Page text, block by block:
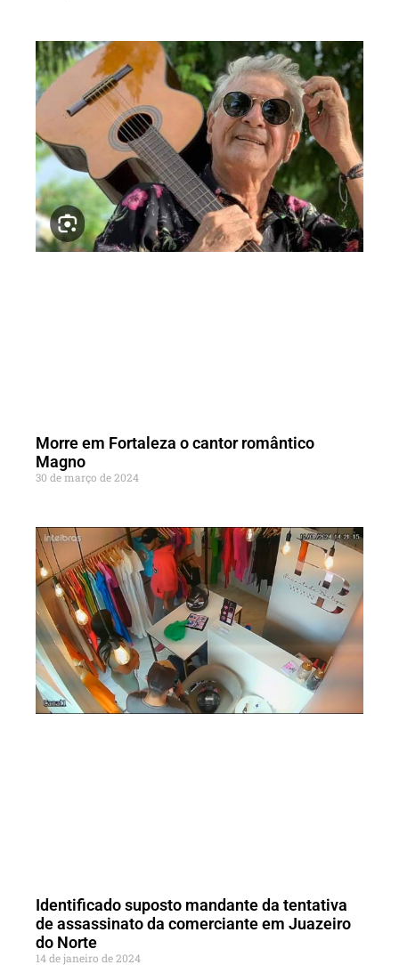
Morre em Fortaleza o cantor romântico
Magno
30 de março de 2024
Identificado suposto mandante da tentativa
de assassinato da comerciante em Juazeiro
do Norte
14 de janeiro de 2024